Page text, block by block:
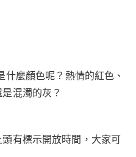
什麼顏色呢？熱情的紅色、
混濁的灰？
有標示開放時間，大家可